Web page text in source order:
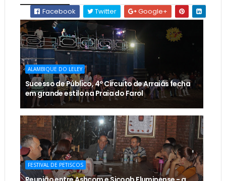
Facebook
Twitter Google+
ALAMBIQUE DO LELEY
Sucesso de Público, 4º Circuito de Arraiás fecha
em grande estilo na Praia do Farol
FESTIVAL DE PETISCOS